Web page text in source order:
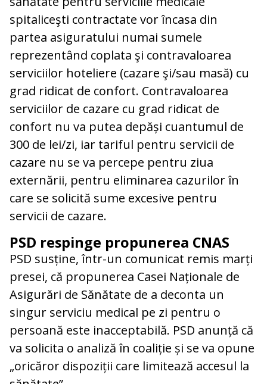
spitaliceşti contractate vor încasa din
partea asiguratului numai sumele
reprezentând coplata şi contravaloarea
serviciilor hoteliere (cazare şi/sau masă) cu
grad ridicat de confort. Contravaloarea
serviciilor de cazare cu grad ridicat de
confort nu va putea depăși cuantumul de
300 de lei/zi, iar tariful pentru servicii de
cazare nu se va percepe pentru ziua
externării, pentru eliminarea cazurilor în
care se solicită sume excesive pentru
servicii de cazare.
PSD respinge propunerea CNAS
PSD susține, într-un comunicat remis marți
presei, că propunerea Casei Naționale de
Asigurări de Sănătate de a deconta un
singur serviciu medical pe zi pentru o
persoană este inacceptabilă. PSD anunță că
va solicita o analiză în coaliție și se va opune
„oricăror dispoziții care limitează accesul la